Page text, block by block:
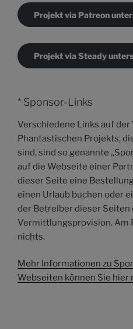
Projekt via Patreon
Projekt via Steady
* Sponsor-Links
Verschiedene Links auf der
Phantastischen Projekts,
sind, sind so genannte
auf die Webseite einer
dieser Seite eine
einen Urlaub buchen oder
der Betreiber dieser Seiten
Vermittlungsprovision. Am
nichts.
Mehr Informationen zu
Webseiten können Sie hier